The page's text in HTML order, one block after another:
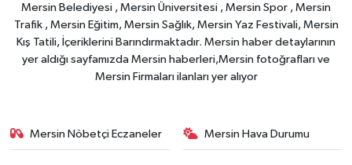
Mersin Belediyesi , Mersin Üniversitesi , Mersin Spor , Mersin
Trafik , Mersin Eğitim, Mersin Sağlık, Mersin Yaz Festivali, Mersin
Kış Tatili, İçeriklerini Barındırmaktadır. Mersin haber detaylarının
yer aldığı sayfamızda Mersin haberleri,Mersin fotoğrafları ve
Mersin Firmaları ilanları yer alıyor
Mersin Nöbetçi Eczaneler Mersin Hava Durumu